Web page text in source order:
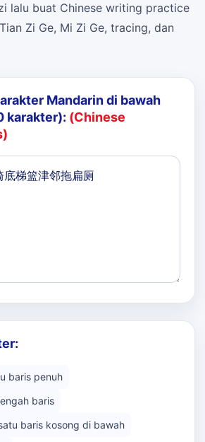
lalu buat Chinese writing practice
Zi Ge, Mi Zi Ge, tracing, dan
Mandarin di bawah
karakter): (Chinese
baris penuh
baris
baris kosong di bawah